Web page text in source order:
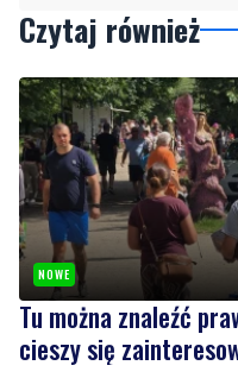
Podziel się tym artkułem z
Czytaj również
NOWE